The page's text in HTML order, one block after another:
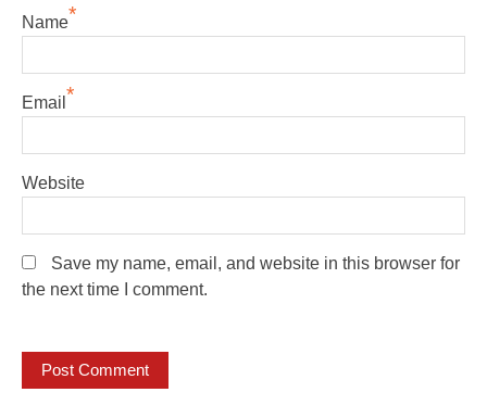
Name*
Email *
Website
Save my name, email, and website in this browser for
the next time I comment.